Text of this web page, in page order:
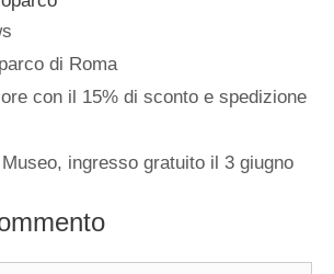
di Roma
con il 15% di sconto e spedizione
ingresso gratuito il 3 giugno